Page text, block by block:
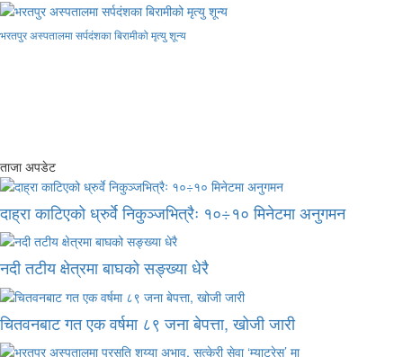
भरतपुर अस्पतालमा सर्पदंशका बिरामीको मृत्यु शून्य
ताजा अपडेट
दाह्रा काटिएको ध्रुर्वे निकुञ्जभित्रैः १०÷१० मिनेटमा अनुगमन
नदी तटीय क्षेत्रमा बाघको सङ्ख्या धेरै
चितवनबाट गत एक वर्षमा ८९ जना बेपत्ता, खोजी जारी